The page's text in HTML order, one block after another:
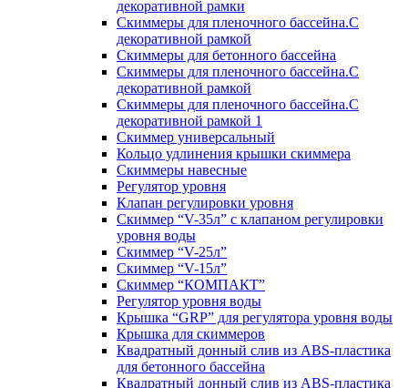
декоративной рамки
Скиммеры для пленочного бассейна.С
декоративной рамкой
Скиммеры для бетонного бассейна
Скиммеры для пленочного бассейна.С
декоративной рамкой
Скиммеры для пленочного бассейна.С
декоративной рамкой 1
Скиммер универсальный
Кольцо удлинения крышки скиммера
Скиммеры навесные
Регулятор уровня
Клапан регулировки уровня
Скиммер “V-35л” с клапаном регулировки
уровня воды
Скиммер “V-25л”
Скиммер “V-15л”
Скиммер “КОМПАКТ”
Регулятор уровня воды
Крышка “GRP” для регулятора уровня воды
Крышка для скиммеров
Квадратный донный слив из ABS-пластика
для бетонного бассейна
Квадратный донный слив из ABS-пластика